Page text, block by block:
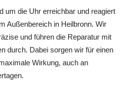
um die Uhr erreichbar und reagiert
Außenbereich in Heilbronn. Wir
und führen die Reparatur mit
durch. Dabei sorgen wir für einen
Wirkung, auch an